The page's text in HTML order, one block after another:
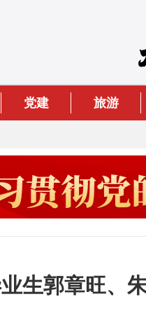
党建 旅游
生郭章旺、